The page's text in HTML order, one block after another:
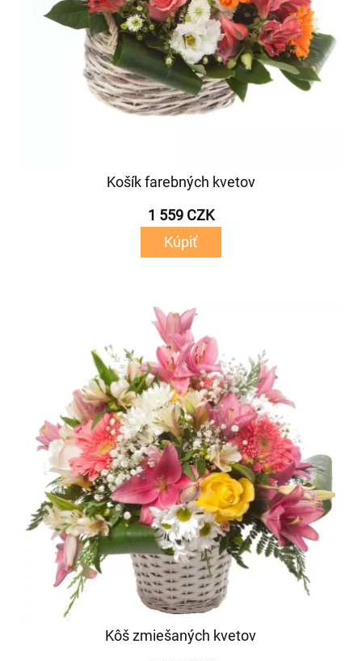
Košík farebných kvetov
1 559 CZK
Kúpiť
Kôš zmiešaných kvetov